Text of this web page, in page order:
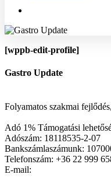
[wppb-edit-profile]
Gastro Update
Folyamatos szakmai
Adó 1% Támogatási
Adószám: 18118535-2-07
Bankszámlaszámunk:
Telefonszám: +36 22 999
E-mail: